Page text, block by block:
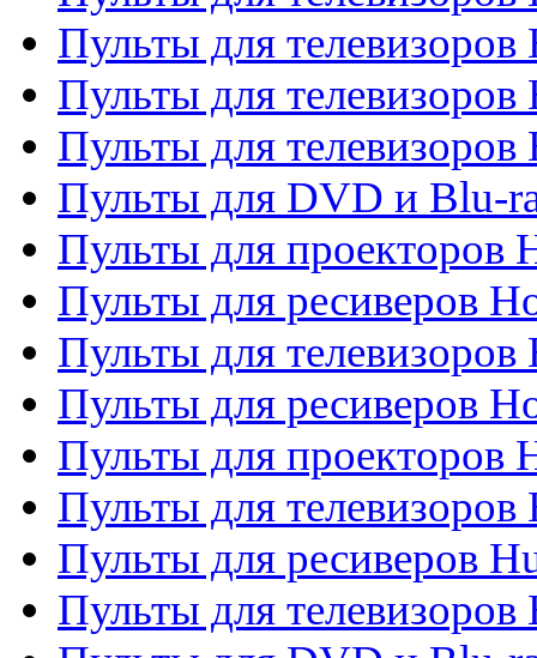
Пульты для телевизоров
Пульты для телевизоров
Пульты для телевизоров
Пульты для DVD и Blu-
Пульты для проекторов
Пульты для ресиверов
Пульты для
Пульты для ресиверов
Пульты для проекторов
Пульты для телевизоров
Пульты для ресиверов
Пульты для